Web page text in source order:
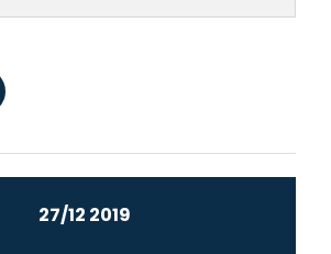
27/12 2019